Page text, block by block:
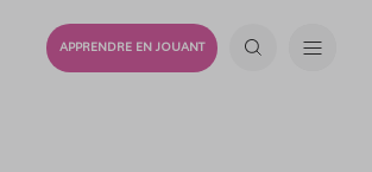
APPRENDRE EN JOUANT